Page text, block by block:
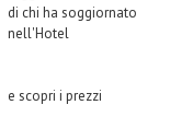
di chi ha soggiornato
nell'Hotel
e scopri i prezzi